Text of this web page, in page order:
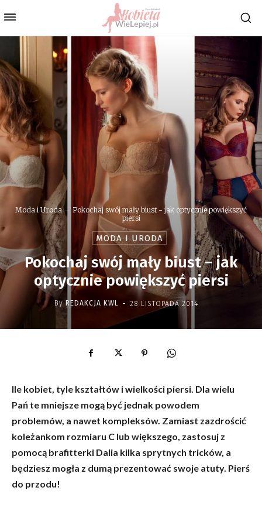
Moda i Uroda
Pokochaj swój mały biust - jak optycznie powiększyć
piersi
MODA I URODA
Pokochaj swój mały biust – jak
optycznie powiększyć piersi
By REDAKCJA KWL - 28 LISTOPADA 2014
Ile kobiet, tyle kształtów i wielkości piersi. Dla wielu
Pań te mniejsze mogą być jednak powodem
problemów, a nawet kompleksów. Zamiast zazdrościć
koleżankom rozmiaru C lub większego, zastosuj z
pomocą brafitterki Dalia kilka sprytnych tricków, a
będziesz mogła z dumą prezentować swoje atuty. Pierś
do przodu!